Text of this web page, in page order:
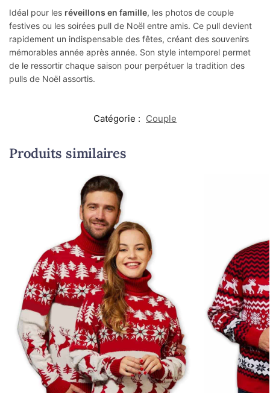
Idéal pour les réveillons en famille, les photos de couple
festives ou les soirées pull de Noël entre amis. Ce pull devient
rapidement un indispensable des fêtes, créant des souvenirs
mémorables année après année. Son style intemporel permet
de le ressortir chaque saison pour perpétuer la tradition des
pulls de Noël assortis.
Catégorie : Couple
Produits similaires